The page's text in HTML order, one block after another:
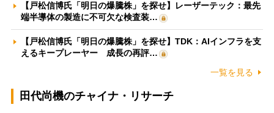
【戸松信博氏「明日の爆騰株」を探せ】レーザーテック：最先
端半導体の製造に不可欠な検査装…
【戸松信博氏「明日の爆騰株」を探せ】TDK：AIインフラを支
えるキープレーヤー 成長の再評…
一覧を見る
田代尚機のチャイナ・リサーチ